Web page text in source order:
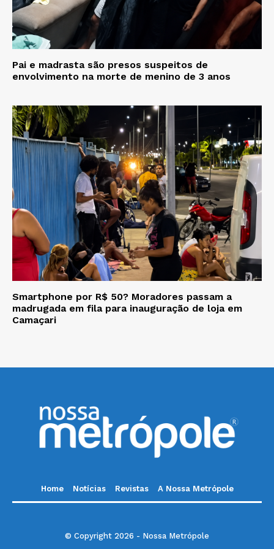
Pai e madrasta são presos suspeitos de
envolvimento na morte de menino de 3 anos
Smartphone por R$ 50? Moradores passam a
madrugada em fila para inauguração de loja em
Camaçari
Home Notícias Revistas A Nossa Metrópole
© Copyright 2026 - Nossa Metrópole